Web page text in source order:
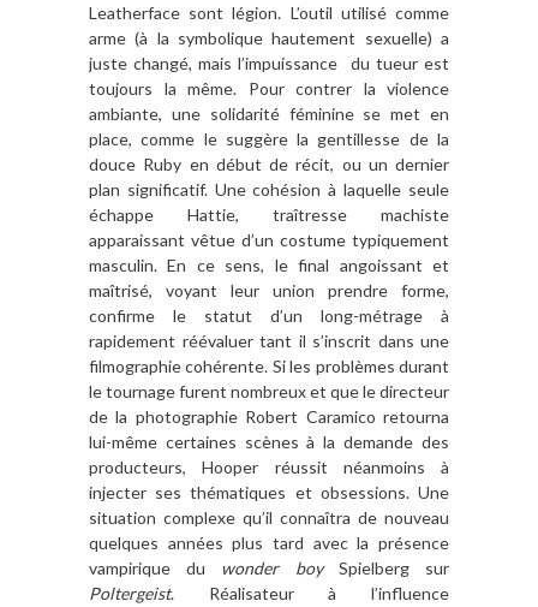
Leatherface sont légion. L’outil utilisé comme
arme (à la symbolique hautement sexuelle) a
juste changé, mais l’impuissance du tueur est
toujours la même. Pour contrer la violence
ambiante, une solidarité féminine se met en
place, comme le suggère la gentillesse de la
douce Ruby en début de récit, ou un dernier
plan significatif. Une cohésion à laquelle seule
échappe Hattie, traîtresse machiste
apparaissant vêtue d’un costume typiquement
masculin. En ce sens, le final angoissant et
maîtrisé, voyant leur union prendre forme,
confirme le statut d’un long-métrage à
rapidement réévaluer tant il s’inscrit dans une
filmographie cohérente. Si les problèmes durant
le tournage furent nombreux et que le directeur
de la photographie Robert Caramico retourna
lui-même certaines scènes à la demande des
producteurs, Hooper réussit néanmoins à
injecter ses thématiques et obsessions. Une
situation complexe qu’il connaîtra de nouveau
quelques années plus tard avec la présence
vampirique du wonder boySpielberg sur
Poltergeist. Réalisateur à l’influence